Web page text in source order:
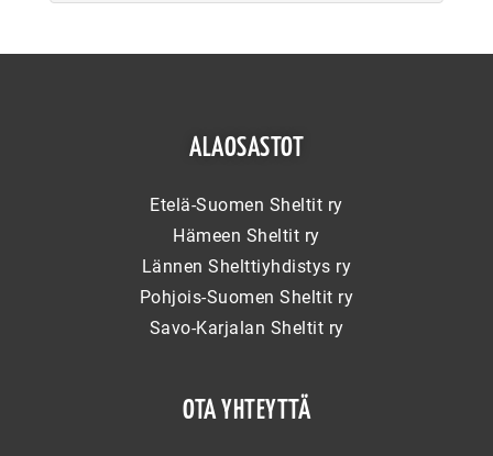
ALAOSASTOT
Etelä-Suomen Sheltit ry
Hämeen Sheltit ry
Lännen Shelttiyhdistys ry
Pohjois-Suomen Sheltit ry
Savo-Karjalan Sheltit ry
OTA YHTEYTTÄ